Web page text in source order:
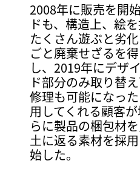
2008年に販売を開
ドも、構造上、絵
たくさん遊ぶと劣
ごと廃棄せざるを
し、2019年にデザ
ド部分のみ取り替
修理も可能になっ
用してくれる顧客
らに製品の梱包材
土に返る素材を採
始した。